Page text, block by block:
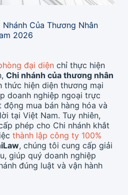
Của Thương Nhân
2026
đại diện chỉ thực hiện
Chi nhánh của thương nhân
thức hiện diện thương mại
doanh nghiệp ngoại trực
mua bán hàng hóa và
tại Việt Nam. Tuy nhiên,
phép cho Chi nhánh khắt
thành lập công ty 100%
, chúng tôi cung cấp giải
giúp quý doanh nghiệp
đúng luật và vận hành